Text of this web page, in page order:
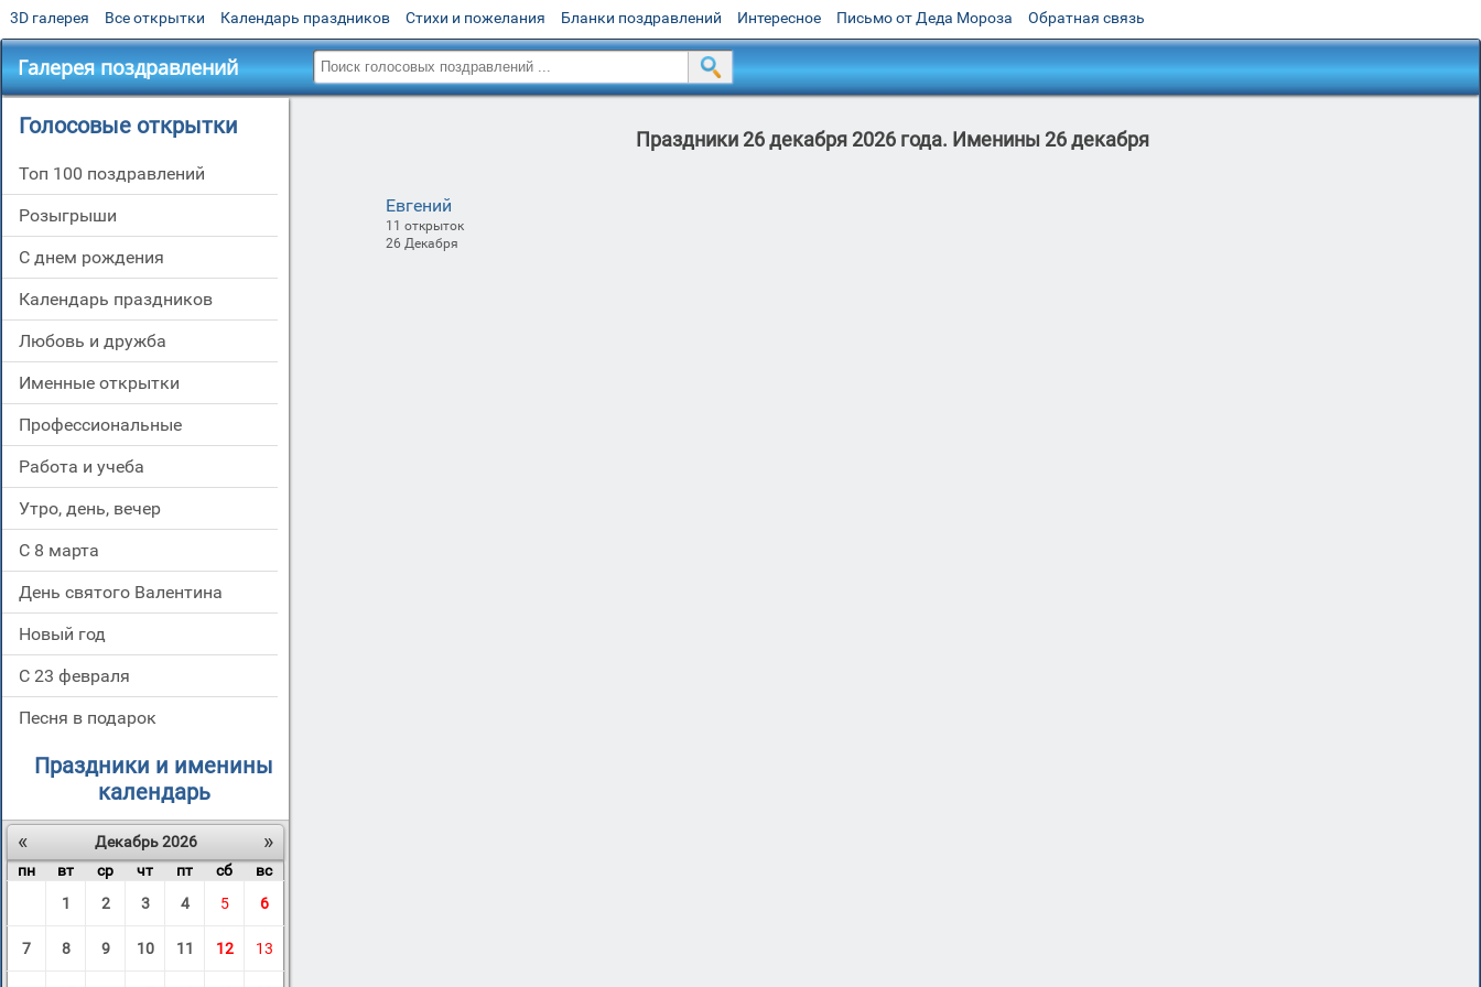
3D галерея Все открытки Календарь праздников Стихи и пожелания Бланки поздравлений Интересное Письмо от Деда Мороза Обратная связь
Галерея поздравлений
Голосовые открытки
Топ 100 поздравлений
Розыгрыши
С днем рождения
Календарь праздников
Любовь и дружба
Именные открытки
Профессиональные
Работа и учеба
Утро, день, вечер
С 8 марта
День святого Валентина
Новый год
С 23 февраля
Песня в подарок
Праздники и именины
календарь
«
»
Декабрь 2026
пн
вт ср чт пт сб
вс
1
2 3 4 5 6
7 8 9 10 11 12 13
Праздники 26 декабря 2026 года. Именины 26 декабря
Евгений
11 открыток
26 Декабря